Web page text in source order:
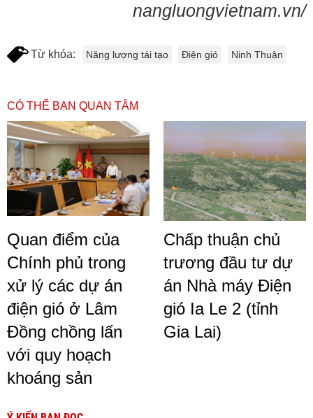
nangluongvietnam.vn/
Từ khóa: Năng lượng tái tạo Điện gió Ninh Thuận
CÓ THỂ BẠN QUAN TÂM
Quan điểm của
Chính phủ trong
xử lý các dự án
điện gió ở Lâm
Đồng chồng lấn
với quy hoạch
khoáng sản
Chấp thuận chủ
trương đầu tư dự
án Nhà máy Điện
gió Ia Le 2 (tỉnh
Gia Lai)